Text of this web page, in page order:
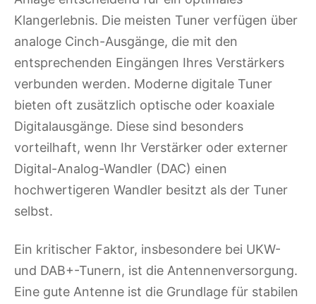
Klangerlebnis. Die meisten Tuner verfügen über
analoge Cinch-Ausgänge, die mit den
entsprechenden Eingängen Ihres Verstärkers
verbunden werden. Moderne digitale Tuner
bieten oft zusätzlich optische oder koaxiale
Digitalausgänge. Diese sind besonders
vorteilhaft, wenn Ihr Verstärker oder externer
Digital-Analog-Wandler (DAC) einen
hochwertigeren Wandler besitzt als der Tuner
selbst.
Ein kritischer Faktor, insbesondere bei UKW-
und DAB+-Tunern, ist die Antennenversorgung.
Eine gute Antenne ist die Grundlage für stabilen